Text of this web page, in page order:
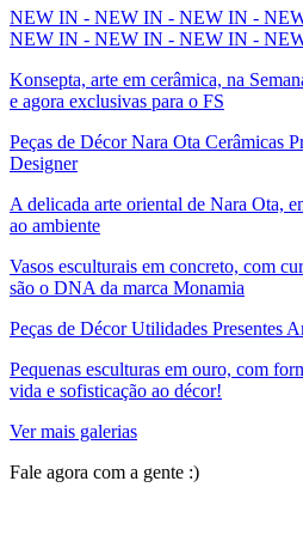
NEW IN - NEW IN - NEW IN -
NEW IN - NEW IN - NEW IN -
Konsepta, arte em cerâmica, na
e agora exclusivas para o FS
Peças de Décor Nara Ota Cerâmicas
Designer
A delicada arte oriental de Nara Ota,
ao ambiente
Vasos esculturais em concreto, com
são o DNA da marca Monamia
Peças de Décor Utilidades Presentes
Pequenas esculturas em ouro, com
vida e sofisticação ao décor!
Ver mais galerias
Fale agora com a gente :)